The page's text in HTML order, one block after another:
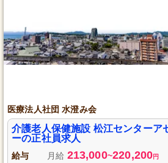
医療法人社団 水澄み会
介護老人保健施設 松江センターア
ーの正社員求人
給与 月給 213,000~220,200円